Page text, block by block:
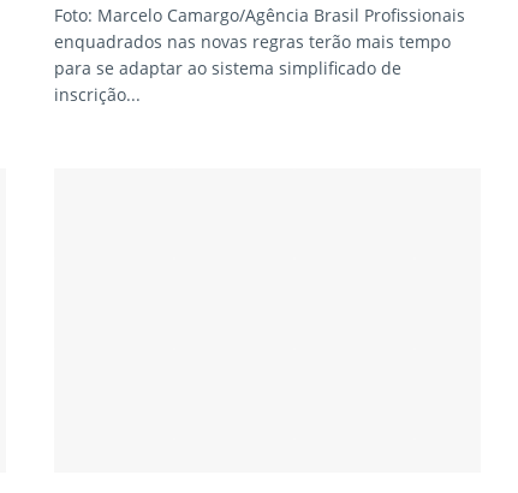
Foto: Marcelo Camargo/Agência Brasil Profissionais
enquadrados nas novas regras terão mais tempo
para se adaptar ao sistema simplificado de
inscrição...